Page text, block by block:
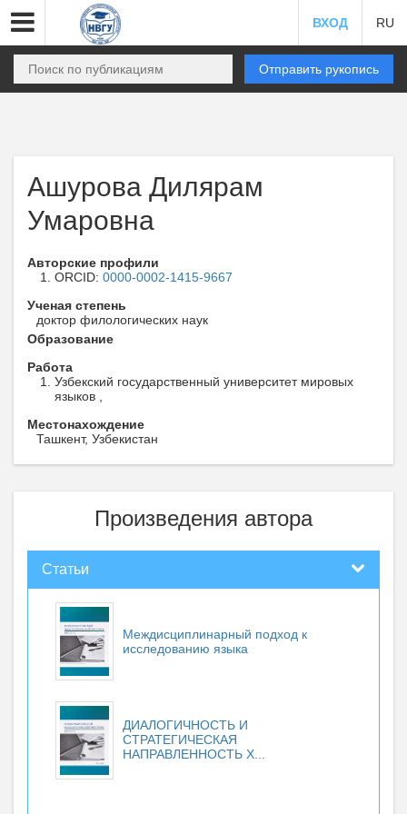
ВХОД RU
Отправить рукопись
Ашурова Дилярам
Умаровна
Авторские профили
ORCID: 0000-0002-1415-9667
Ученая степень
доктор филологических наук
Образование
Работа
Узбекский государственный университет мировых
языков ,
Местонахождение
Ташкент, Узбекистан
Произведения автора
Статьи
Междисциплинарный подход к
исследованию языка
ДИАЛОГИЧНОСТЬ И
СТРАТЕГИЧЕСКАЯ
НАПРАВЛЕННОСТЬ Х...